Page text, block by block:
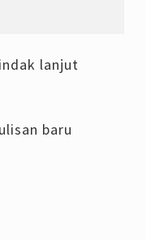
lanjut
baru